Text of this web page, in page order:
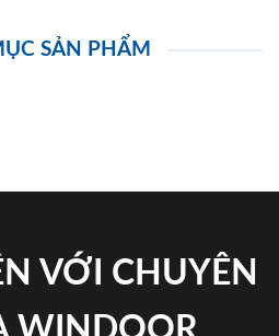
SẢN PHẨM
VỚI CHUYÊN